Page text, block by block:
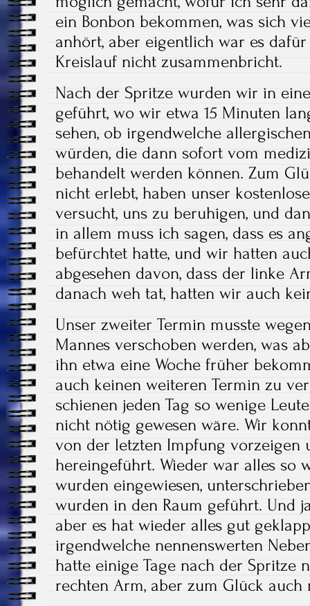
ein Bonbon bekommen, was sich
anhört, aber eigentlich war es
Kreislauf nicht zusammenbricht.
Nach der Spritze wurden wir in
geführt, wo wir etwa 15 Minuten
sehen, ob irgendwelche
würden, die dann sofort vom
behandelt werden können. Zum
nicht erlebt, haben unser
versucht, uns zu beruhigen, und
in allem muss ich sagen, dass es
befürchtet hatte, und wir hatten
abgesehen davon, dass der linke
danach weh tat, hatten wir auch
Unser zweiter Termin musste
Mannes verschoben werden, was
ihn etwa eine Woche früher
auch keinen weiteren Termin zu
schienen jeden Tag so wenige
nicht nötig gewesen wäre. Wir
von der letzten Impfung vorzeigen
hereingeführt. Wieder war alles so
wurden eingewiesen,
wurden in den Raum geführt. Und
aber es hat wieder alles gut
irgendwelche nennenswerten
hatte einige Tage nach der Spritze
rechten Arm, aber zum Glück auch